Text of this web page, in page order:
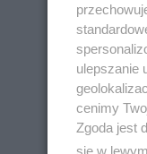
ulepszanie
cenimy
Zgoda jest
się w